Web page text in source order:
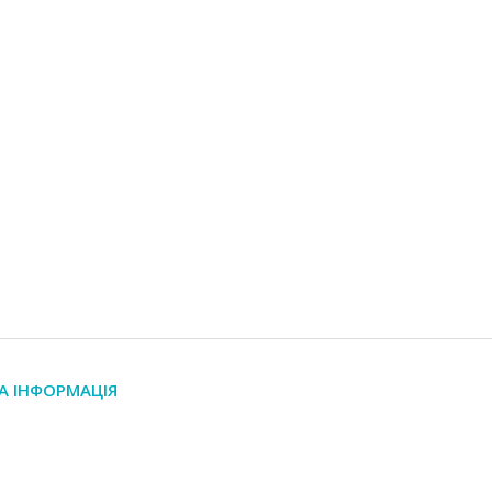
ІНФОРМАЦІЯ